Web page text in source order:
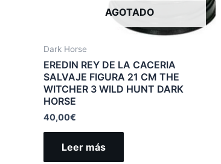
AGOTADO
Dark Horse
EREDIN REY DE LA CACERIA
SALVAJE FIGURA 21 CM THE
WITCHER 3 WILD HUNT DARK
HORSE
40,00€
Leer más